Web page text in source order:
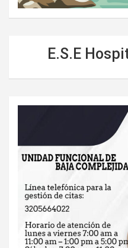
E.S.E